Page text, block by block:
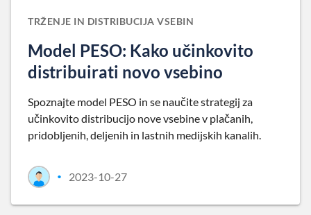
TRŽENJE IN DISTRIBUCIJA VSEBIN
Model PESO: Kako učinkovito
distribuirati novo vsebino
Spoznajte model PESO in se naučite strategij za
učinkovito distribucijo nove vsebine v plačanih,
pridobljenih, deljenih in lastnih medijskih kanalih.
• 2023-10-27